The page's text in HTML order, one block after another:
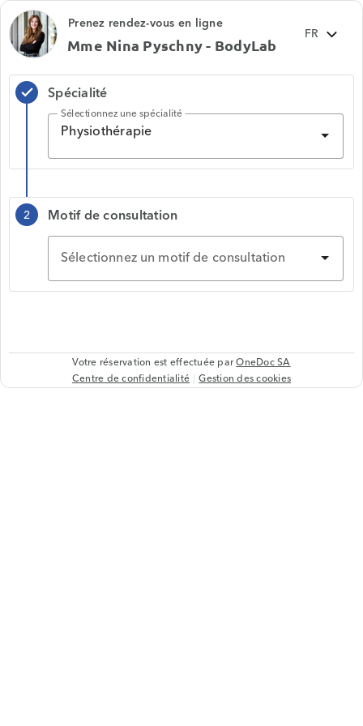
Prenez rendez-vous en ligne
Mme Nina Pyschny - BodyLab
check
Spécialité
Physiothérapie
Sélectionnez une spécialité
2
Motif de consultation
Sélectionnez un motif de consultation
Votre réservation est effectuée parOneDoc SA
Centre de confidentialité Gestion des cookies